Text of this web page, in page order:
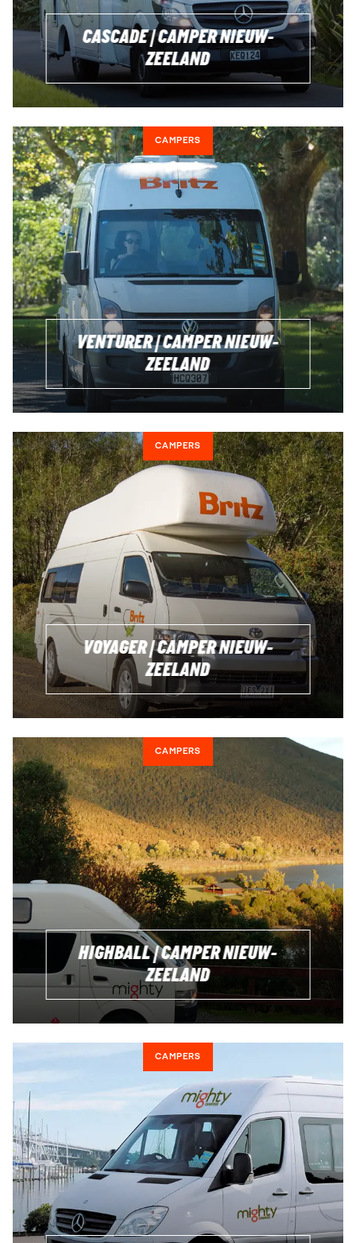
reiservaring in dit prachtige land vol natuurlijke wonderen
en avonturen.
BELANGRIJKE INFORMATIE VOOR
CAMPERHUUR NIEUW-ZEELAND
Het hoogseizoen voor campers in Nieuw-Zeeland loopt van
november t/m februari. De regel geldt meestal hoe eerder
je boekt, hoe voordeliger. Zodra de beschikbaarheid
minder wordt, worden de campers duurder. Wacht dus niet
te lang met boeken. Jouw volgende reisavontuur wacht op
je!
CASCADE | CAMPER NIEUW-
ZEELAND
CAMPERS
VENTURER | CAMPER NIEUW-
ZEELAND
CAMPERS
VOYAGER | CAMPER NIEUW-
ZEELAND
CAMPERS
HIGHBALL | CAMPER NIEUW-
ZEELAND
CAMPERS